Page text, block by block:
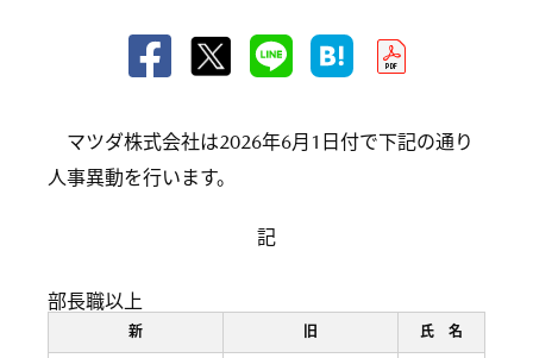
マツダ株式会社は2026年6月1日付で下記の通り
人事異動を行います。
記
部長職以上
新 旧 氏 名